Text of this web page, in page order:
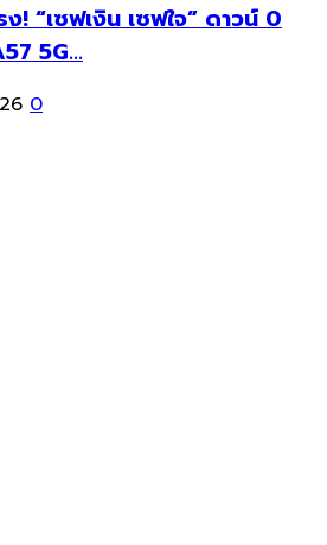
! “เซฟเงิน เซฟใจ” ดาวน์ 0
5G...
0